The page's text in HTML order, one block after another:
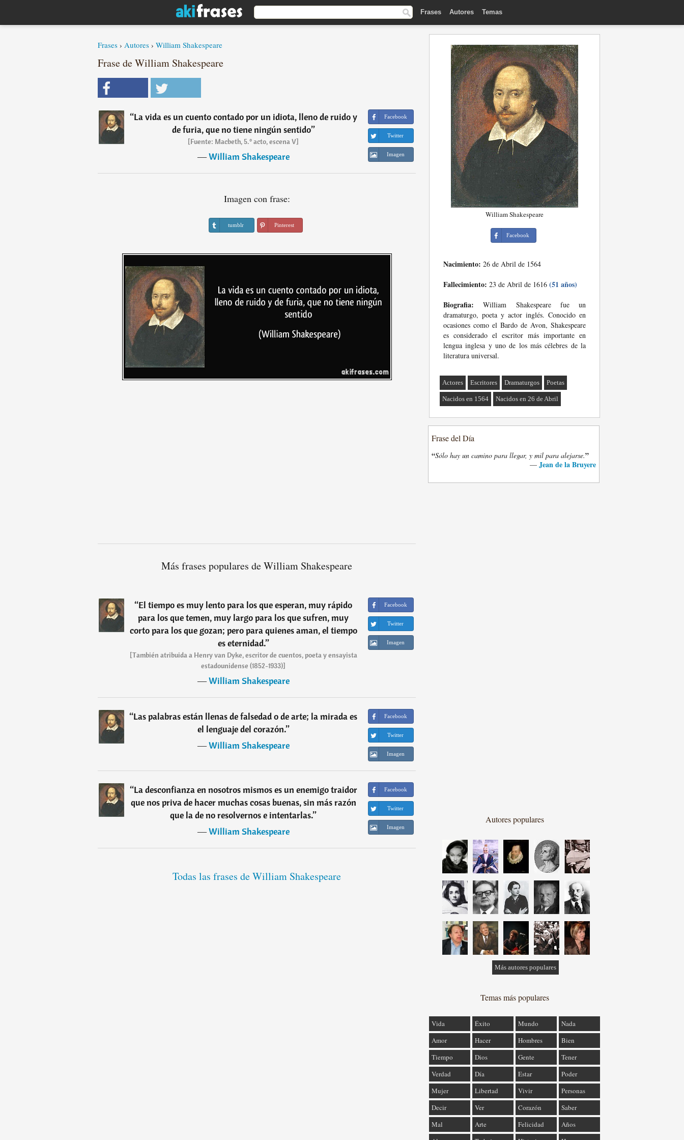
Frases Autores Temas
Frases › Autores › William Shakespeare
Frase de William Shakespeare
“La vida es un cuento contado por un idiota, lleno de ruido y
de furia, que no tiene ningún sentido”
[Fuente: Macbeth, 5.º acto, escena V]
―William Shakespeare
Facebook
Twitter
Imagen
Imagen con frase:
tumblr Pinterest
Más frases populares de William Shakespeare
“El tiempo es muy lento para los que esperan, muy rápido
para los que temen, muy largo para los que sufren, muy
corto para los que gozan; pero para quienes aman, el tiempo
es eternidad.”
[También atribuida a Henry van Dyke, escritor de cuentos, poeta y ensayista
estadounidense (1852-1933)]
―William Shakespeare
Facebook
Twitter
Imagen
“Las palabras están llenas de falsedad o de arte; la mirada es
el lenguaje del corazón.”
―William Shakespeare
Facebook
Twitter
Imagen
“La desconfianza en nosotros mismos es un enemigo traidor
que nos priva de hacer muchas cosas buenas, sin más razón
que la de no resolvernos e intentarlas.”
―William Shakespeare
Facebook
Twitter
Imagen
Todas las frases de William Shakespeare
William Shakespeare
Facebook
Nacimiento: 26 de Abril de 1564
Fallecimiento: 23 de Abril de 1616 (51 años)
Biografia: William Shakespeare fue un
dramaturgo, poeta y actor inglés. Conocido en
ocasiones como el Bardo de Avon, Shakespeare
es considerado el escritor más importante en
lengua inglesa y uno de los más célebres de la
literatura universal.
Actores Escritores Dramaturgos Poetas
Nacidos en 1564 Nacidos en 26 de Abril
Frase del Día
“Sólo hay un camino para llegar, y mil para alejarse.”
— Jean de la Bruyere
Autores populares
Más autores populares
Temas más populares
Vida Éxito Mundo
Nada
Amor
Hacer Hombres
Bien
Tiempo
Dios Gente
Tener
Verdad
Día Estar
Poder
Mujer
Libertad Vivir
Personas
Decir
Ver Corazón
Saber
Mal
Arte Felicidad
Años